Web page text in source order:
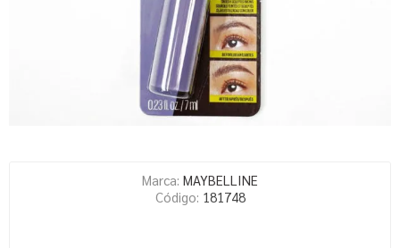
Marca: MAYBELLINE
Código: 181748